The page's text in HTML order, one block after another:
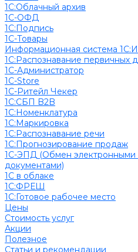
1С:Облачный архив
1С-ОФД
1С:Подпись
1С-Товары
Информационная система
1С:Распознавание первичных
1С-Администратор
1С-Store
1С-Ритейл Чекер
1С:СБП B2B
1С:Номенклатура
1С:Маркировка
1С:Распознавание речи
1С:Прогнозирование продаж
1С-ЭПД (Обмен электронными
документами)
1С в облаке
1С:ФРЕШ
1C:Готовое рабочее место
Цены
Стоимость услуг
Акции
Полезное
Cтатьи и рекомендации